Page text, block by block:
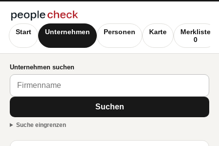
Start Unternehmen Personen Karte
Merkliste
0
Unternehmen suchen
Suchen
Suche eingrenzen